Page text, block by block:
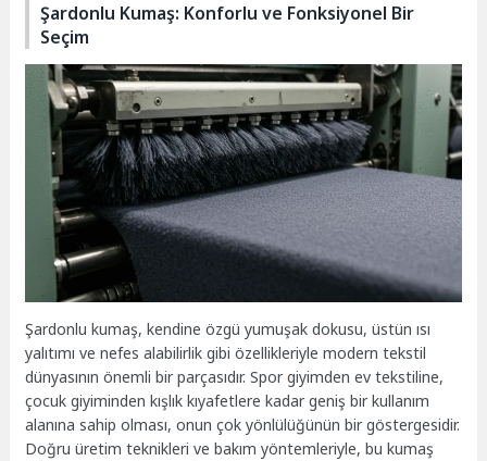
Şardonlu Kumaş: Konforlu ve Fonksiyonel Bir
Seçim
Şardonlu kumaş, kendine özgü yumuşak dokusu, üstün ısı
yalıtımı ve nefes alabilirlik gibi özellikleriyle modern tekstil
dünyasının önemli bir parçasıdır. Spor giyimden ev tekstiline,
çocuk giyiminden kışlık kıyafetlere kadar geniş bir kullanım
alanına sahip olması, onun çok yönlülüğünün bir göstergesidir.
Doğru üretim teknikleri ve bakım yöntemleriyle, bu kumaş